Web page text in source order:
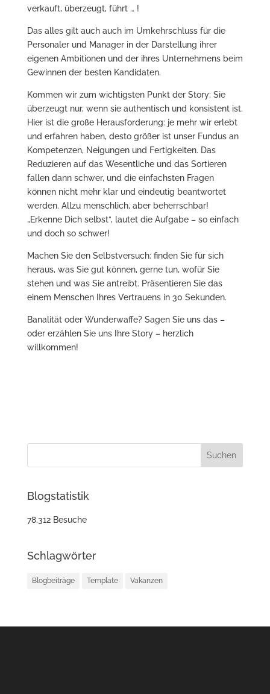
verkauft, überzeugt, führt … !
Das alles gilt auch auch im Umkehrschluss für die
Personaler und Manager in der Darstellung ihrer
eigenen Ambitionen und der ihres Unternehmens beim
Gewinnen der besten Kandidaten.
Kommen wir zum wichtigsten Punkt der Story: Sie
überzeugt nur, wenn sie authentisch und konsistent ist.
Hier ist die große Herausforderung: je mehr wir erlebt
und erfahren haben, desto größer ist unser Fundus an
Kompetenzen, Neigungen und Fertigkeiten. Das
Reduzieren auf das Wesentliche und das Sortieren
fallen dann schwer, und die einfachsten Fragen
können nicht mehr klar und eindeutig beantwortet
werden. Allzu menschlich, aber beherrschbar!
„Erkenne Dich selbst“, lautet die Aufgabe – so einfach
und doch so schwer!
Machen Sie den Selbstversuch: finden Sie für sich
heraus, was Sie gut können, gerne tun, wofür Sie
stehen und was Sie antreibt. Präsentieren Sie das
einem Menschen Ihres Vertrauens in 30 Sekunden.
Banalität oder Wunderwaffe? Sagen Sie uns das –
oder erzählen Sie uns Ihre Story – herzlich
willkommen!
Blogstatistik
78.312 Besuche
Schlagwörter
Blogbeiträge Template Vakanzen